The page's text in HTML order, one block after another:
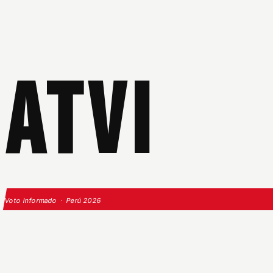
ATVI
Voto Informado · Perú 2026